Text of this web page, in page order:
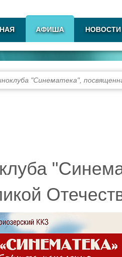
АФИША НОВОСТИ
"Синематека",